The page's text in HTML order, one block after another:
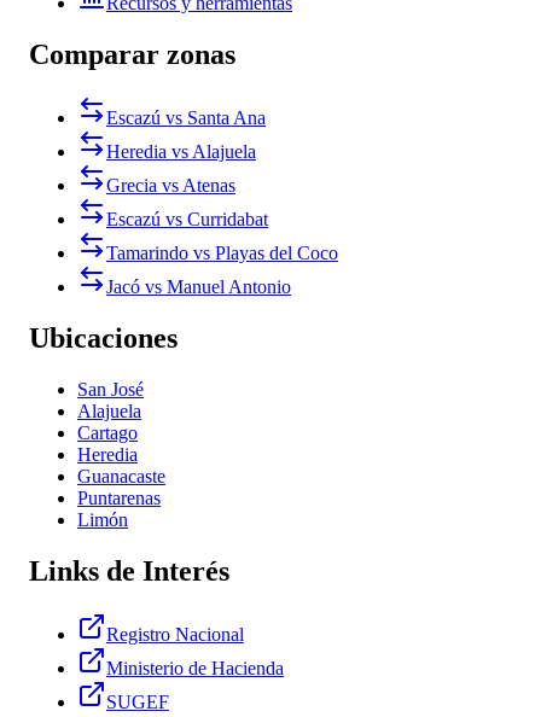
Comparar zonas
Escazú vs Santa Ana
Heredia vs Alajuela
Grecia vs Atenas
Escazú vs Curridabat
Tamarindo vs Playas del Coco
Jacó vs Manuel Antonio
Ubicaciones
San José
Alajuela
Cartago
Heredia
Guanacaste
Puntarenas
Limón
Links de Interés
Registro Nacional
Ministerio de Hacienda
SUGEF